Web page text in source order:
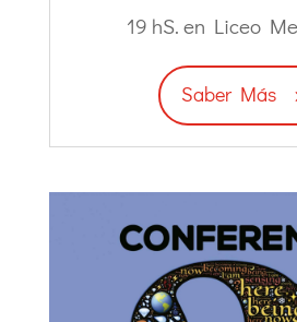
19 hS. en Liceo
Saber Más